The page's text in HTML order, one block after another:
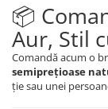
📦
Aur, Stil
Comandă acum o
semiprețioase
ție sau unei